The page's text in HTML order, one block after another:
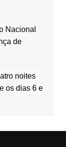
Nacional
de
noites
os dias 6 e